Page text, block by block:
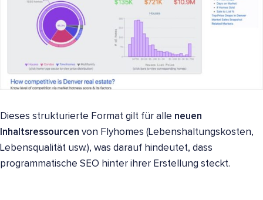
Dieses strukturierte Format gilt für alle neuen
Inhaltsressourcen von Flyhomes (Lebenshaltungskosten,
Lebensqualität usw.), was darauf hindeutet, dass
programmatische SEO hinter ihrer Erstellung steckt.